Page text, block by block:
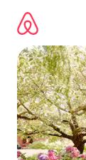
directement
contenu